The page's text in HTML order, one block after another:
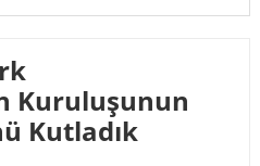
Kuruluşunun
Kutladık